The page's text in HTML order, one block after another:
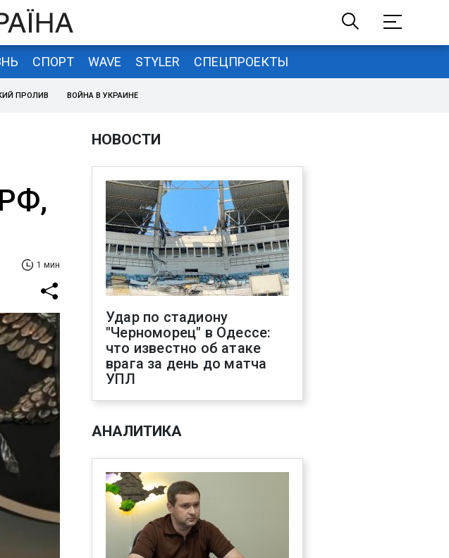
СПОРТ WAVE STYLER СПЕЦПРОЕКТЫ
ПРОЛИВ ВОЙНА В УКРАИНЕ
1 мин
НОВОСТИ
Удар по стадиону
"Черноморец" в Одессе:
что известно об атаке
врага за день до матча
УПЛ
АНАЛИТИКА